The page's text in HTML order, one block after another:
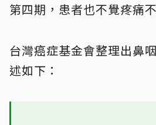
第四期，患者也不覺疼痛
台灣癌症基金會整理出鼻
述如下：